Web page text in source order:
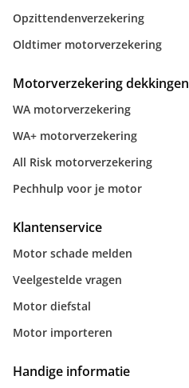
Opzittendenverzekering
Oldtimer motorverzekering
Motorverzekering dekkingen
WA motorverzekering
WA+ motorverzekering
All Risk motorverzekering
Pechhulp voor je motor
Klantenservice
Motor schade melden
Veelgestelde vragen
Motor diefstal
Motor importeren
Handige informatie